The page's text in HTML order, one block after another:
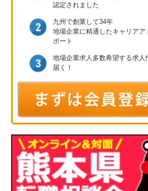
認定されました
九州で創業して34年
地場企業に精通したキャリアア
ポート
地場企業求人多数希望する求人
届く！